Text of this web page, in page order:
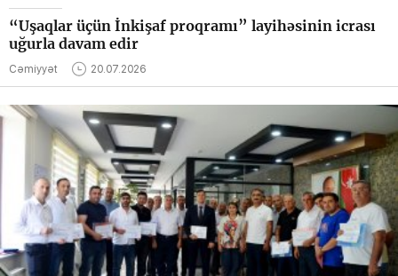
“Uşaqlar üçün İnkişaf proqramı” layihəsinin icrası
uğurla davam edir
Cəmiyyət 20.07.2026